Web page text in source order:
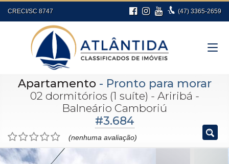
CRECI/SC 8747 (47) 3365-2659
Apartamento - Pronto para morar
02 dormitórios (1 suíte) - Ariribá -
Balneário Camboriú
#3.684
(nenhuma avaliação)